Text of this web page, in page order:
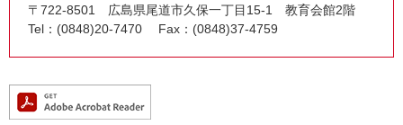
〒722-8501
広島県尾道市久保一丁目15-1 教育会館2階
Tel：(0848)20-7470
Fax：(0848)37-4759